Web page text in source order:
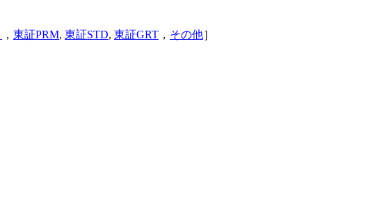
， 東証PRM, 東証STD, 東証GRT ， その他］